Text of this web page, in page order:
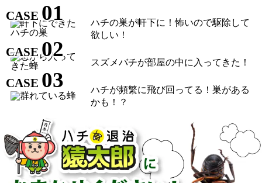
CASE 01
ハチの巣が軒下に！怖いので駆除して
欲しい！
CASE 02
スズメバチが部屋の中に入ってきた！
CASE 03
ハチが頻繁に飛び回ってる！巣がある
かも！？